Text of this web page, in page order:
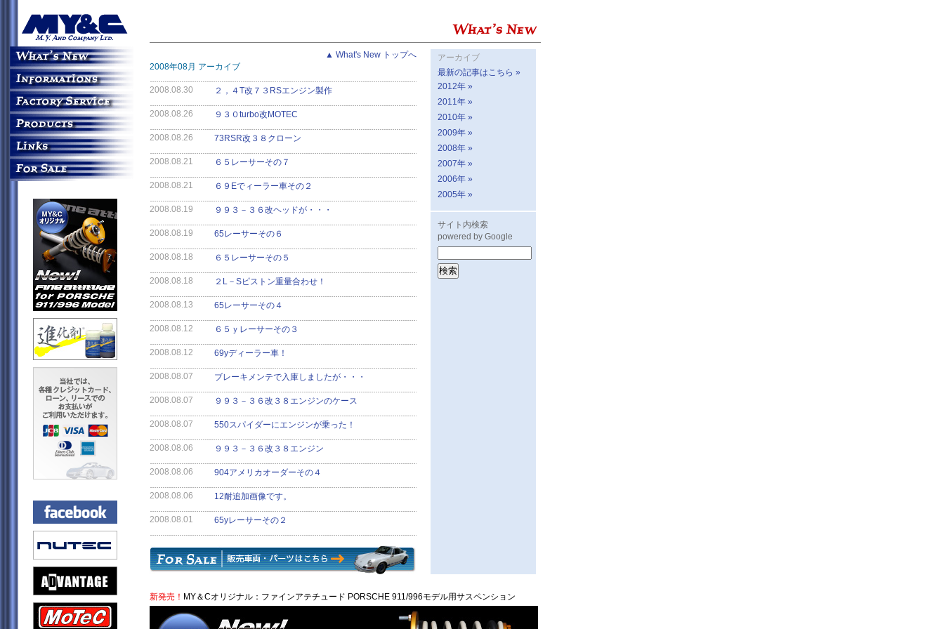
▲ What's New トップへ
2008年08月 アーカイブ
2008.08.30 ２，４T改７３RSエンジン製作
2008.08.26 ９３０turbo改MOTEC
2008.08.26 73RSR改３８クローン
2008.08.21 ６５レーサーその７
2008.08.21 ６９Eでィーラー車その２
2008.08.19 ９９３－３６改ヘッドが・・・
2008.08.19 65レーサーその６
2008.08.18 ６５レーサーその５
2008.08.18 ２L－Sピストン重量合わせ！
2008.08.13 65レーサーその４
2008.08.12 ６５ｙレーサーその３
2008.08.12 69yディーラー車！
2008.08.07 ブレーキメンテで入庫しましたが・・・
2008.08.07 ９９３－３６改３８エンジンのケース
2008.08.07 550スパイダーにエンジンが乗った！
2008.08.06 ９９３－３６改３８エンジン
2008.08.06 904アメリカオーダーその４
2008.08.06 12耐追加画像です。
2008.08.01 65yレーサーその２
アーカイブ
最新の記事はこちら »
2012年 »
2011年 »
2010年 »
2009年 »
2008年 »
2007年 »
2006年 »
2005年 »
サイト内検索
powered by Google
新発売！ MY＆Cオリジナル： ファインアテチュード PORSCHE 911/996モデル用サスペンション